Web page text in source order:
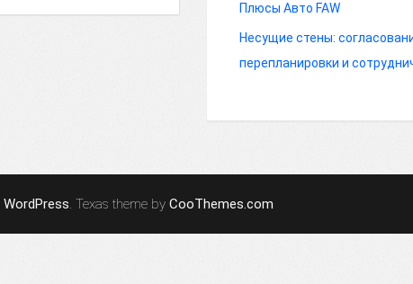
Плюсы Авто FAW
Несущие стены:
перепланировки и
WordPress. Texas theme by CooThemes.com